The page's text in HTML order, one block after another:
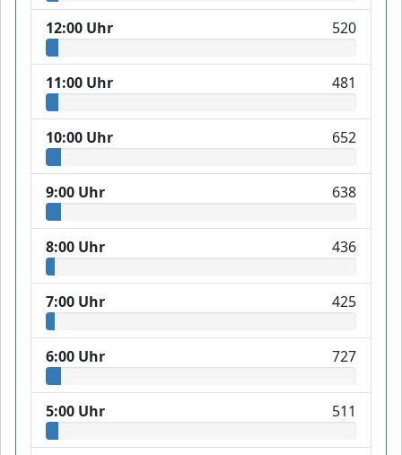
12:00 Uhr 520
11:00 Uhr 481
10:00 Uhr 652
9:00 Uhr 638
8:00 Uhr 436
7:00 Uhr 425
6:00 Uhr 727
5:00 Uhr 511